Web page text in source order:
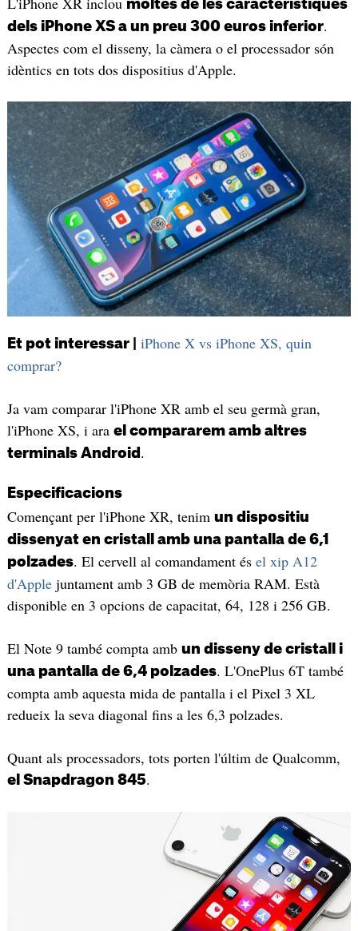
moltes de les característiques
dels iPhone XS a un preu 300 euros inferior.
Aspectes com el disseny, la càmera o el processador són
idèntics en tots dos dispositius d'Apple.
Et pot interessar |
iPhone X vs iPhone XS, quin
comprar?
Ja vam comparar l'iPhone XR amb el seu germà gran,
l'iPhone XS, i ara el compararem amb altres
terminals Android .
Especificacions
Començant per l'iPhone XR, tenim un dispositiu
dissenyat en cristall amb una pantalla de 6,1
polzades. El cervell al comandament és el xip A12
d'Applejuntament amb 3 GB de memòria RAM. Està
disponible en 3 opcions de capacitat, 64, 128 i 256 GB.
El Note 9 també compta amb un disseny de cristall i
una pantalla de 6,4 polzades. L'OnePlus 6T també
compta amb aquesta mida de pantalla i el Pixel 3 XL
redueix la seva diagonal fins a les 6,3 polzades.
Quant als processadors, tots porten l'últim de Qualcomm,
el Snapdragon 845.